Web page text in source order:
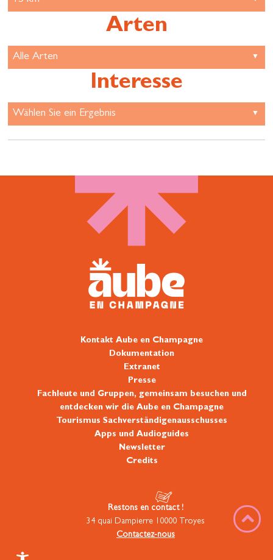
Arten
Interesse
Kontakt Aube en Champagne
Dokumentation
Extranet
Presse
Fachleute und Gruppen, gemeinsam besuchen und
entdecken wir die Aube en Champagne
Tourismus Sachverständigenausschusses
Apps und Audioguides
Newsletter
Credits
Restons en contact !
34 quai Dampierre 10000 Troyes
Contactez-nous